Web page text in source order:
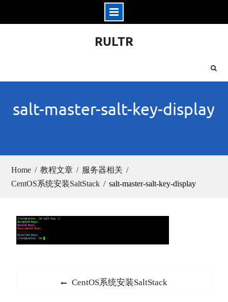
RULTR
salt-master-salt-key-display
Home 教程文章
服务器相关
CentOS系统安装SaltStack
salt-master-salt-key-display
Previous
CentOS系统安装SaltStack